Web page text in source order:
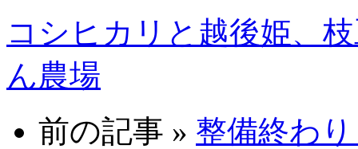
コシヒカリと越後姫、
ん農場
前の記事 » 整備終わ